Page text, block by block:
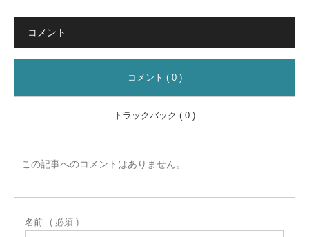
コメント
コメント ( 0 )
トラックバック ( 0 )
この記事へのコメントはありません。
名前 ( 必須 )